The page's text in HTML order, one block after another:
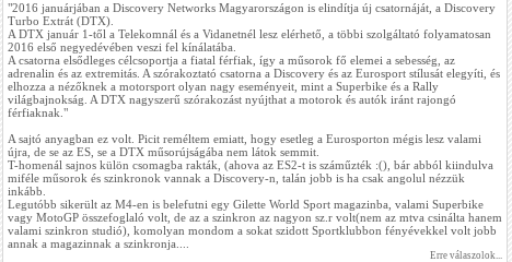
"2016 januárjában a Discovery Networks Magyarországon is elindítja új csatornáját, a Discovery
Turbo Extrát (DTX).
A DTX január 1-től a Telekomnál és a Vidanetnél lesz elérhető, a többi szolgáltató folyamatosan
2016 első negyedévében veszi fel kínálatába.
A csatorna elsődleges célcsoportja a fiatal férfiak, így a műsorok fő elemei a sebesség, az
adrenalin és az extremitás. A szórakoztató csatorna a Discovery és az Eurosport stílusát elegyíti, és
elhozza a nézőknek a motorsport olyan nagy eseményeit, mint a Superbike és a Rally
világbajnokság. A DTX nagyszerű szórakozást nyújthat a motorok és autók iránt rajongó
férfiaknak."
A sajtó anyagban ez volt. Picit reméltem emiatt, hogy esetleg a Eurosporton mégis lesz valami
újra, de se az ES, se a DTX műsorújságába nem látok semmit.
T-homenál sajnos külön csomagba rakták, (ahova az ES2-t is száműzték :(), bár abból kiindulva
miféle műsorok és szinkronok vannak a Discovery-n, talán jobb is ha csak angolul nézzük
inkább.
Legutóbb sikerült az M4-en is belefutni egy Gilette World Sport magazinba, valami Superbike
vagy MotoGP összefoglaló volt, de az a szinkron az nagyon sz.r volt(nem az mtva csinálta hanem
valami szinkron studió), komolyan mondom a sokat szidott Sportklubbon fényévekkel volt jobb
annak a magazinnak a szinkronja....
Erre válaszolok...